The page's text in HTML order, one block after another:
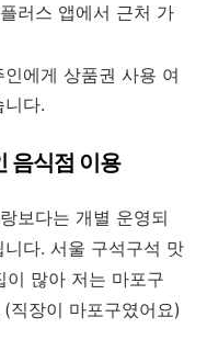
러스 앱에서 근처 가
에게 상품권 사용 여
다.
음식점 이용
보다는 개별 운영되
다. 서울 구석구석 맛
이 많아 저는 마포구
직장이 마포구였어요)